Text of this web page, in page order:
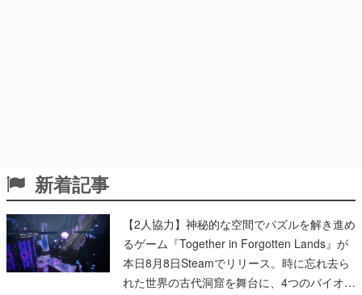
新着記事
【2人協力】神秘的な空間でパズルを解き進め
るゲーム『Together in Forgotten Lands』が
本日8月8日Steamでリリース。時に忘れ去ら
れた世界の古代洞窟を舞台に、4つのバイオー